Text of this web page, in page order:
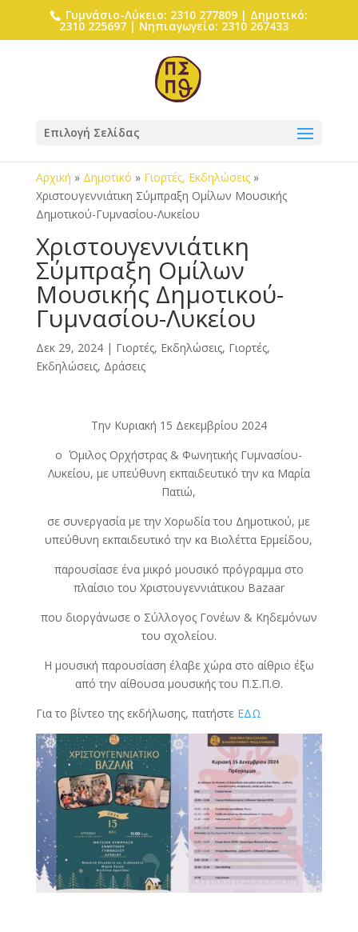
Γυμνάσιο-Λύκειο: 2310 277809 | Δημοτικό:
2310 225697 | Νηπιαγωγείο: 2310 267433
Επιλογή Σελίδας
Αρχική » Δημοτικό » Γιορτές, Εκδηλώσεις»
Χριστουγεννιάτικη Σύμπραξη Ομίλων Μουσικής
Δημοτικού-Γυμνασίου-Λυκείου
Χριστουγεννιάτικη
Σύμπραξη Ομίλων
Μουσικής Δημοτικού-
Γυμνασίου-Λυκείου
Δεκ 29, 2024| Γιορτές, Εκδηλώσεις, Γιορτές,
Εκδηλώσεις, Δράσεις
Την Κυριακή 15 Δεκεμβρίου 2024
ο Όμιλος Ορχήστρας & Φωνητικής Γυμνασίου-
Λυκείου, με υπεύθυνη εκπαιδευτικό την κα Μαρία
Πατιώ,
σε συνεργασία με την Χορωδία του Δημοτικού, με
υπεύθυνη εκπαιδευτικό την κα Βιολέττα Ερμείδου,
παρουσίασε ένα μικρό μουσικό πρόγραμμα στο
πλαίσιο του Χριστουγεννιάτικου Bazaar
που διοργάνωσε ο Σύλλογος Γονέων & Κηδεμόνων
του σχολείου.
Η μουσική παρουσίαση έλαβε χώρα στο αίθριο έξω
από την αίθουσα μουσικής του Π.Σ.Π.Θ.
Για το βίντεο της εκδήλωσης, πατήστε ΕΔΩ